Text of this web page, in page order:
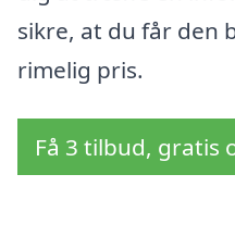
sikre, at du får den
rimelig pris.
Få 3 tilbud, gratis